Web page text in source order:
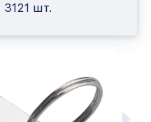
3121 шт.